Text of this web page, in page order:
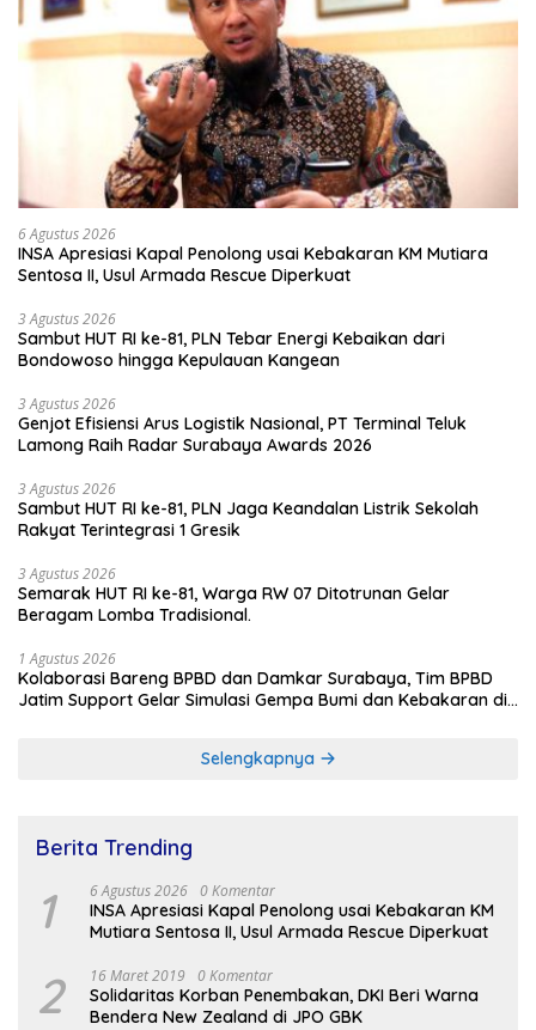
6 Agustus 2026
INSA Apresiasi Kapal Penolong usai Kebakaran KM Mutiara
Sentosa II, Usul Armada Rescue Diperkuat
3 Agustus 2026
Sambut HUT RI ke-81, PLN Tebar Energi Kebaikan dari
Bondowoso hingga Kepulauan Kangean
3 Agustus 2026
Genjot Efisiensi Arus Logistik Nasional, PT Terminal Teluk
Lamong Raih Radar Surabaya Awards 2026
3 Agustus 2026
Sambut HUT RI ke-81, PLN Jaga Keandalan Listrik Sekolah
Rakyat Terintegrasi 1 Gresik
3 Agustus 2026
Semarak HUT RI ke-81, Warga RW 07 Ditotrunan Gelar
Beragam Lomba Tradisional.
1 Agustus 2026
Kolaborasi Bareng BPBD dan Damkar Surabaya, Tim BPBD
Jatim Support Gelar Simulasi Gempa Bumi dan Kebakaran di
Selengkapnya
Berita Trending
1 6 Agustus 2026 0 Komentar
INSA Apresiasi Kapal Penolong usai Kebakaran KM
Mutiara Sentosa II, Usul Armada Rescue Diperkuat
2 16 Maret 2019 0 Komentar
Solidaritas Korban Penembakan, DKI Beri Warna
Bendera New Zealand di JPO GBK